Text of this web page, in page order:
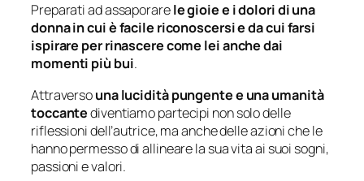
Preparati ad assaporarele gioie e i dolori di una
donna in cui è facile riconoscersi e da cui farsi
ispirare per rinascere come lei anche dai
momenti più bui.
Attraversouna lucidità pungente e una umanità
toccantediventiamo partecipi non solo delle
riflessioni dell’autrice, ma anche delle azioni che le
hanno permesso di allineare la sua vita ai suoi sogni,
passioni e valori.